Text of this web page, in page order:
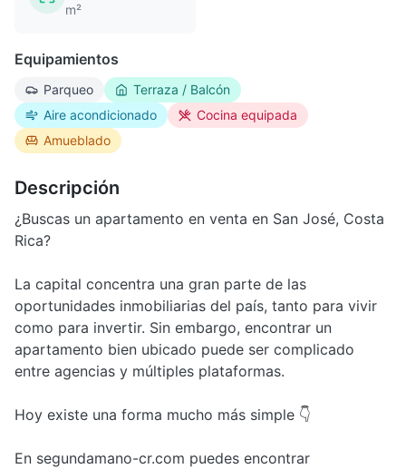
m²
Equipamientos
Parqueo
Terraza / Balcón
Aire acondicionado
Cocina equipada
Amueblado
Descripción
¿Buscas un apartamento en venta en San José, Costa
Rica?
La capital concentra una gran parte de las
oportunidades inmobiliarias del país, tanto para vivir
como para invertir. Sin embargo, encontrar un
apartamento bien ubicado puede ser complicado
entre agencias y múltiples plataformas.
Hoy existe una forma mucho más simple 👇
En segundamano-cr.com puedes encontrar